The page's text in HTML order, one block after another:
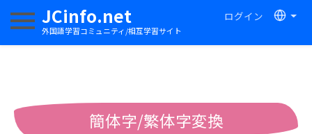
JCinfo.net
外国語学習コミュニティ/相互学習サイト
ログイン
ナビゲーションを切り替える
簡体字/繁体字変換